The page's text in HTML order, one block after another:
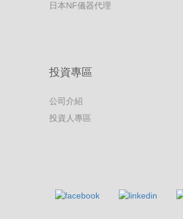
日本NF儀器代理
投資專區
公司介紹
投資人專區